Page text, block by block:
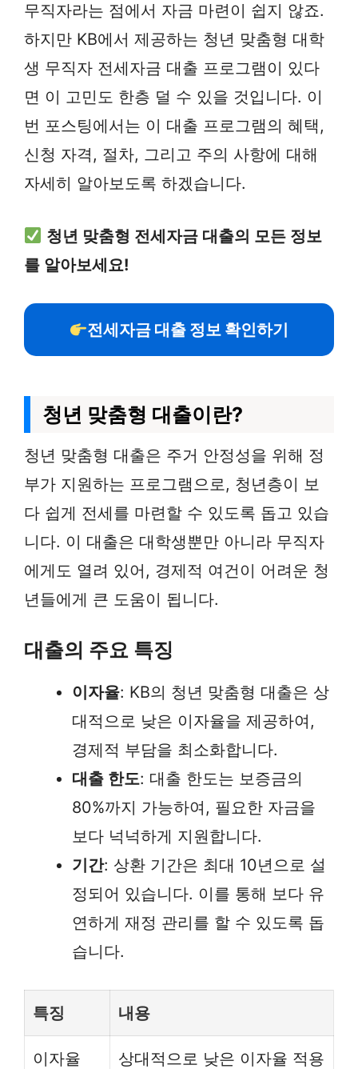
무직자라는 점에서 자금 마련이 쉽지 않죠.
하지만 KB에서 제공하는 청년 맞춤형 대학
생 무직자 전세자금 대출 프로그램이 있다
면 이 고민도 한층 덜 수 있을 것입니다. 이
번 포스팅에서는 이 대출 프로그램의 혜택,
신청 자격, 절차, 그리고 주의 사항에 대해
자세히 알아보도록 하겠습니다.
청년 맞춤형 전세자금 대출의 모든 정보
를 알아보세요!
전세자금 대출 정보 확인하기
청년 맞춤형 대출이란?
청년 맞춤형 대출은 주거 안정성을 위해 정
부가 지원하는 프로그램으로, 청년층이 보
다 쉽게 전세를 마련할 수 있도록 돕고 있습
니다. 이 대출은 대학생뿐만 아니라 무직자
에게도 열려 있어, 경제적 여건이 어려운 청
년들에게 큰 도움이 됩니다.
대출의 주요 특징
이자율: KB의 청년 맞춤형 대출은 상
대적으로 낮은 이자율을 제공하여,
경제적 부담을 최소화합니다.
대출 한도: 대출 한도는 보증금의
80%까지 가능하여, 필요한 자금을
보다 넉넉하게 지원합니다.
기간: 상환 기간은 최대 10년으로 설
정되어 있습니다. 이를 통해 보다 유
연하게 재정 관리를 할 수 있도록 돕
습니다.
특징 내용
이자율 상대적으로 낮은 이자율 적용